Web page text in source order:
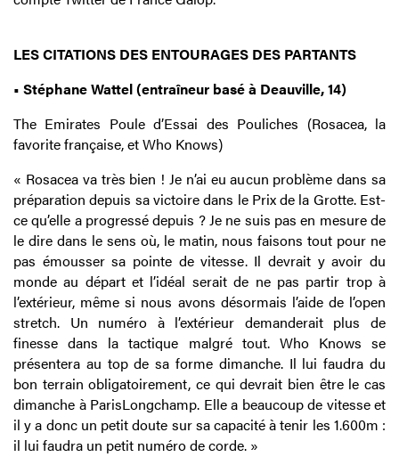
LES CITATIONS DES ENTOURAGES DES PARTANTS
• Stéphane Wattel (entraîneur basé à Deauville, 14)
The Emirates Poule d’Essai des Pouliches (Rosacea, la
favorite française, et Who Knows)
« Rosacea va très bien ! Je n’ai eu aucun problème dans sa
préparation depuis sa victoire dans le Prix de la Grotte. Est-
ce qu’elle a progressé depuis ? Je ne suis pas en mesure de
le dire dans le sens où, le matin, nous faisons tout pour ne
pas émousser sa pointe de vitesse. Il devrait y avoir du
monde au départ et l’idéal serait de ne pas partir trop à
l’extérieur, même si nous avons désormais l’aide de l’open
stretch. Un numéro à l’extérieur demanderait plus de
finesse dans la tactique malgré tout. Who Knows se
présentera au top de sa forme dimanche. Il lui faudra du
bon terrain obligatoirement, ce qui devrait bien être le cas
dimanche à ParisLongchamp. Elle a beaucoup de vitesse et
il y a donc un petit doute sur sa capacité à tenir les 1.600m :
il lui faudra un petit numéro de corde. »